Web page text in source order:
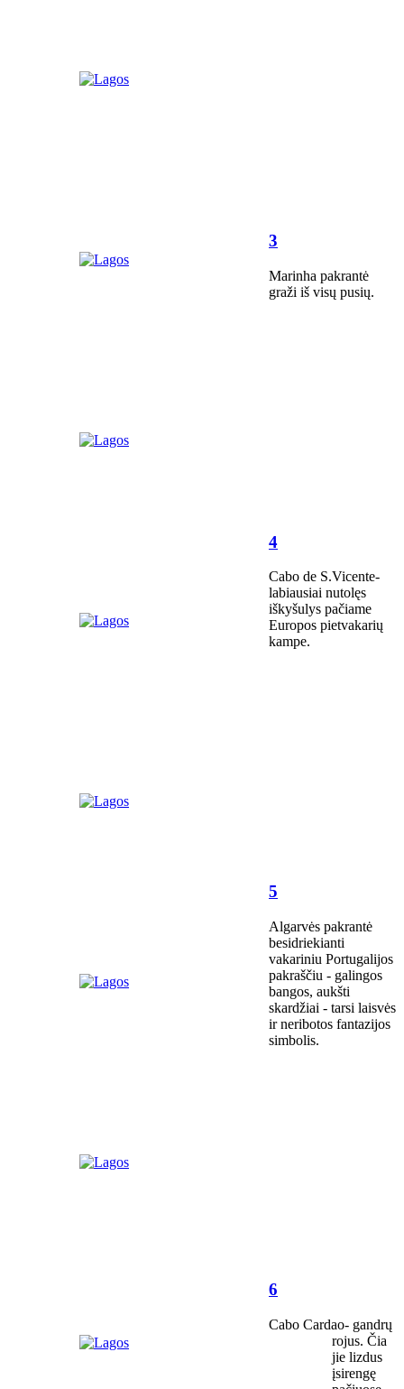
3
Marinha pakrantė
graži iš visų pusių.
4
Cabo de S.Vicente-
labiausiai nutolęs
iškyšulys pačiame
Europos pietvakarių
kampe.
5
Algarvės pakrantė
besidriekianti
vakariniu Portugalijos
pakraščiu - galingos
bangos, aukšti
skardžiai - tarsi laisvės
ir neribotos fantazijos
simbolis.
6
Cabo Cardao- gandrų
rojus. Čia
jie lizdus
įsirengę